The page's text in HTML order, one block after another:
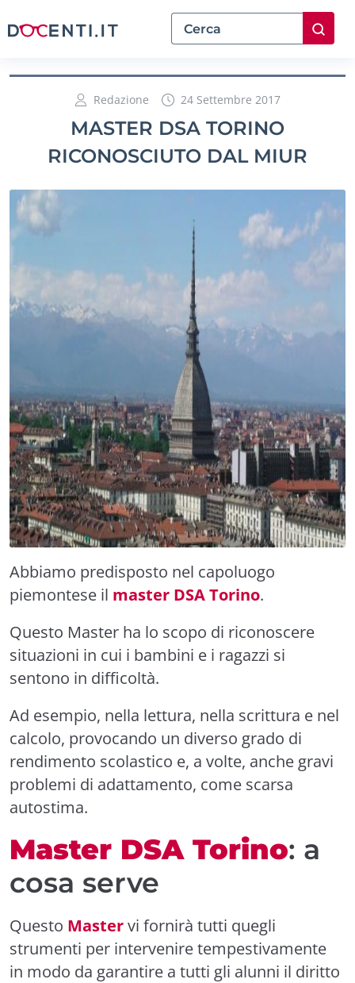
Redazione 24 Settembre 2017
MASTER DSA TORINO
RICONOSCIUTO DAL MIUR
Abbiamo predisposto nel capoluogo
piemontese il master DSA Torino.
Questo Master ha lo scopo di riconoscere
situazioni in cui i bambini e i ragazzi si
sentono in difficoltà.
Ad esempio, nella lettura, nella scrittura e nel
calcolo, provocando un diverso grado di
rendimento scolastico e, a volte, anche gravi
problemi di adattamento, come scarsa
autostima.
Master DSA Torino: a
cosa serve
Questo Mastervi fornirà tutti quegli
strumenti per intervenire tempestivamente
in modo da garantire a tutti gli alunni il diritto